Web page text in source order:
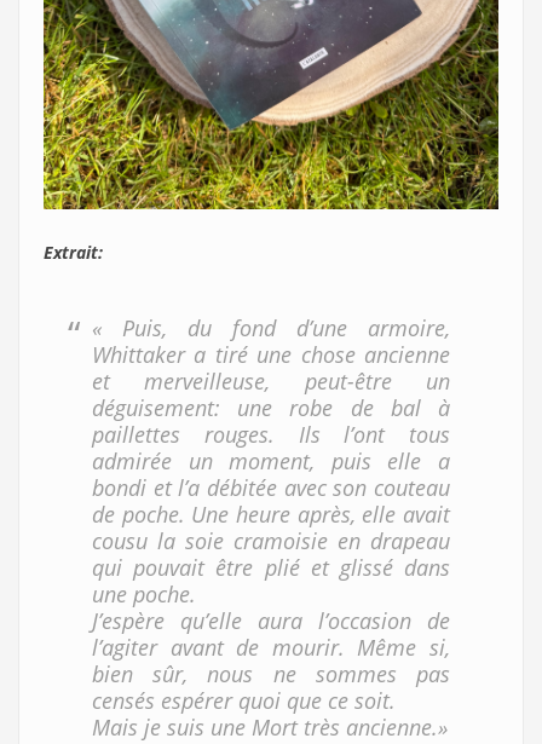
Extrait:
« Puis, du fond d’une armoire,
Whittaker a tiré une chose ancienne
et merveilleuse, peut-être un
déguisement: une robe de bal à
paillettes rouges. Ils l’ont tous
admirée un moment, puis elle a
bondi et l’a débitée avec son couteau
de poche. Une heure après, elle avait
cousu la soie cramoisie en drapeau
qui pouvait être plié et glissé dans
une poche.
J’espère qu’elle aura l’occasion de
l’agiter avant de mourir. Même si,
bien sûr, nous ne sommes pas
censés espérer quoi que ce soit.
Mais je suis une Mort très ancienne.»